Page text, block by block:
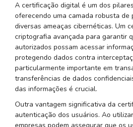
A certificação digital é um dos
oferecendo uma camada robusta de
diversas ameaças cibernéticas. Um
criptografia avançada para garantir
autorizados possam acessar
protegendo dados contra
particularmente importante em
transferências de dados
das informações é crucial.
Outra vantagem significativa da
autenticação dos usuários. Ao